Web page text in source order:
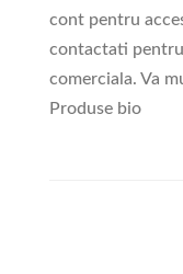
cont pentru
contactati
comerciala. Va
Produse bio